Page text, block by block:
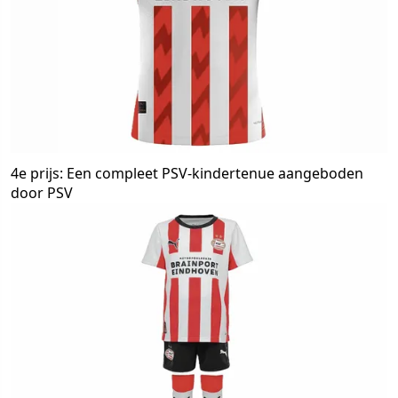
4e prijs: Een compleet PSV-kindertenue aangeboden
door PSV